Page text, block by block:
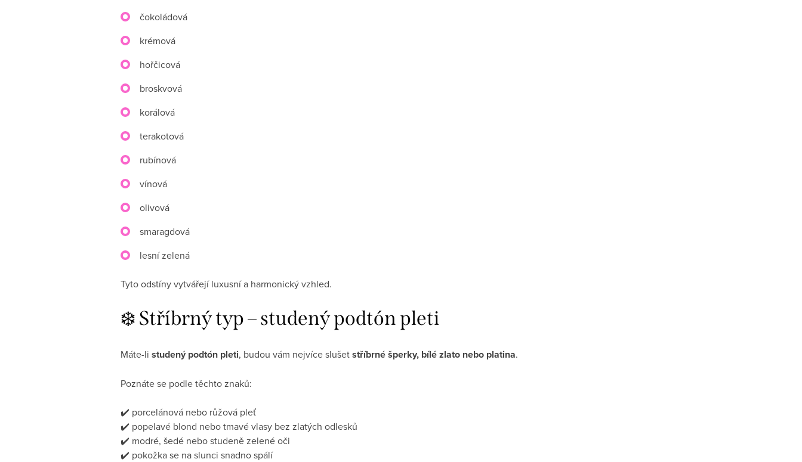
čokoládová
krémová
hořčicová
broskvová
korálová
terakotová
rubínová
vínová
olivová
smaragdová
lesní zelená
Tyto odstíny vytvářejí luxusní a harmonický vzhled.
❄️ Stříbrný typ – studený podtón pleti
Máte-li studený podtón pleti, budou vám nejvíce slušetstříbrné šperky, bílé zlato nebo platina.
Poznáte se podle těchto znaků:
✔️ porcelánová nebo růžová pleť
✔️ popelavé blond nebo tmavé vlasy bez zlatých odlesků
✔️ modré, šedé nebo studeně zelené oči
✔️ pokožka se na slunci snadno spálí